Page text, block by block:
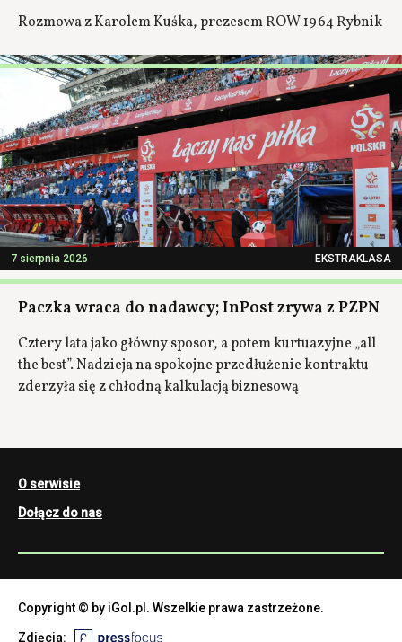
Rozmowa z Karolem Kuśka, prezesem ROW 1964 Rybnik
7 sierpnia 2026 EKSTRAKLASA
Paczka wraca do nadawcy; InPost zrywa z PZPN
Cztery lata jako główny sposor, a potem kurtuazyjne „all
the best”. Nadzieja na spokojne przedłużenie kontraktu
zderzyła się z chłodną kalkulacją biznesową
O serwisie
Dołącz do nas
Copyright © by iGol.pl. Wszelkie prawa zastrzeżone.
Zdjęcia: